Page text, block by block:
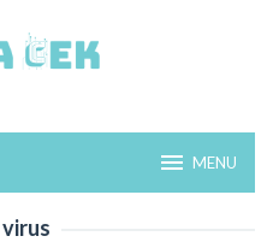
MENU
virus